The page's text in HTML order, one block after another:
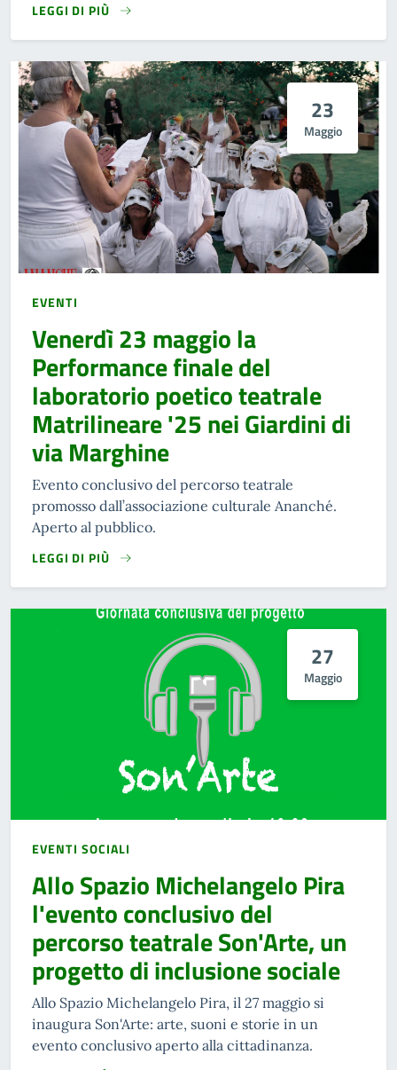
LEGGI DI PIÙ
23
Maggio
EVENTI
Venerdì 23 maggio la
Performance finale del
laboratorio poetico teatrale
Matrilineare '25 nei Giardini di
via Marghine
Evento conclusivo del percorso teatrale
promosso dall’associazione culturale Ananché.
Aperto al pubblico.
LEGGI DI PIÙ
27
Maggio
EVENTI SOCIALI
Allo Spazio Michelangelo Pira
l'evento conclusivo del
percorso teatrale Son'Arte, un
progetto di inclusione sociale
Allo Spazio Michelangelo Pira, il 27 maggio si
inaugura Son'Arte: arte, suoni e storie in un
evento conclusivo aperto alla cittadinanza.